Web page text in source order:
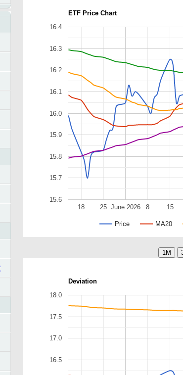
ETF Price Chart
Price MA20
June 2026
18 25 8 15
15.6
15.7
15.8
15.9
16.0
16.1
16.2
16.3
16.4
Deviation
16.5
17.0
17.5
18.0